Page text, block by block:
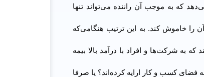
که به موجب آن راننده می‌تواند تنها
را خاموش کند. به این ترتیب هنگامی‌که
به شرکت‌ها و افراد با درآمد بالا بیمه
کسب و کار ارایه کرده‌اند؟ یا صرفا